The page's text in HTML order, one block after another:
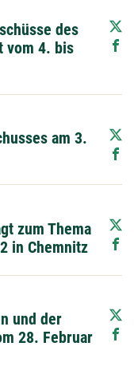
des
vom 4. bis
am 3.
zum Thema
in Chemnitz
und der
28. Februar